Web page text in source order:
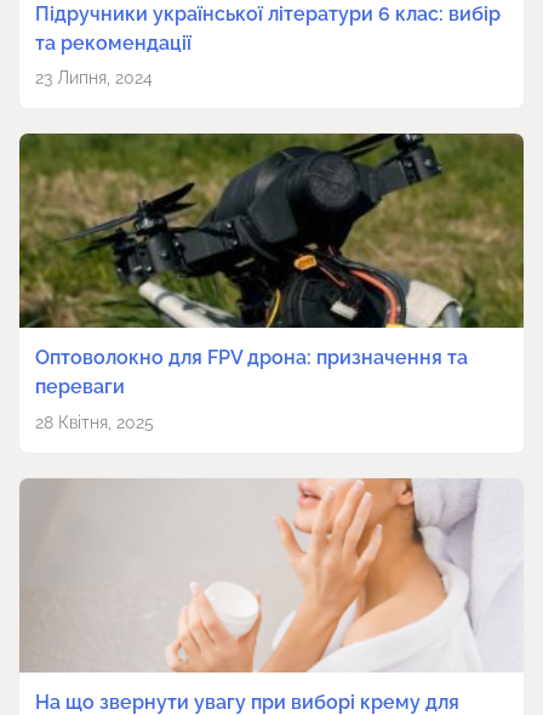
Підручники української літератури 6 клас: вибір
та рекомендації
23 Липня, 2024
Оптоволокно для FPV дрона: призначення та
переваги
28 Квітня, 2025
На що звернути увагу при виборі крему для